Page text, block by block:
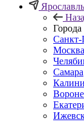
Ярославль
Города
Санкт-
Москва
Самара